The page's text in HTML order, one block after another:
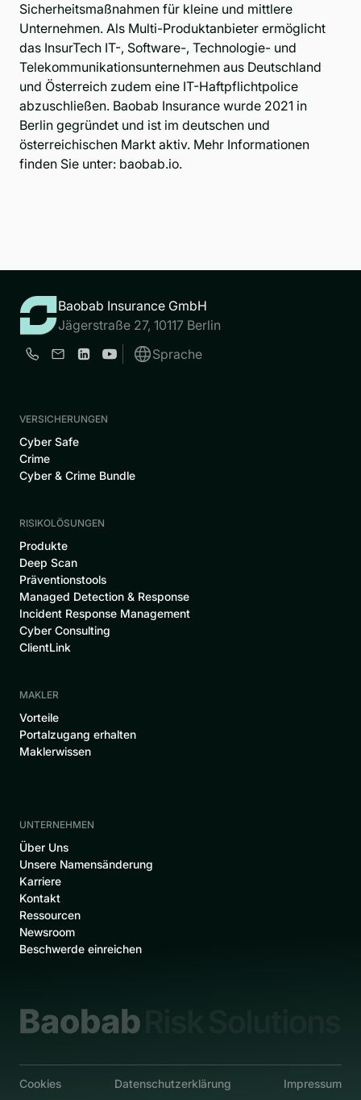
Sicherheitsmaßnahmen für kleine und mittlere
Unternehmen. Als Multi-Produktanbieter ermöglicht
das InsurTech IT-, Software-, Technologie- und
Telekommunikationsunternehmen aus Deutschland
und Österreich zudem eine IT-Haftpflichtpolice
abzuschließen. Baobab Insurance wurde 2021 in
Berlin gegründet und ist im deutschen und
österreichischen Markt aktiv. Mehr Informationen
finden Sie unter: baobab.io.
Baobab Insurance GmbH
Jägerstraße 27, 10117 Berlin
Sprache
VERSICHERUNGEN
Cyber Safe
Crime
Cyber & Crime Bundle
RISIKOLÖSUNGEN
Produkte
Deep Scan
Präventionstools
Managed Detection & Response
Incident Response Management
Cyber Consulting
ClientLink
MAKLER
Vorteile
Portalzugang erhalten
Maklerwissen
UNTERNEHMEN
‍Über Uns
Unsere Namensänderung
Karriere
Kontakt
Ressourcen
Newsroom
Beschwerde einreichen
Cookies Datenschutzerklärung Impressum